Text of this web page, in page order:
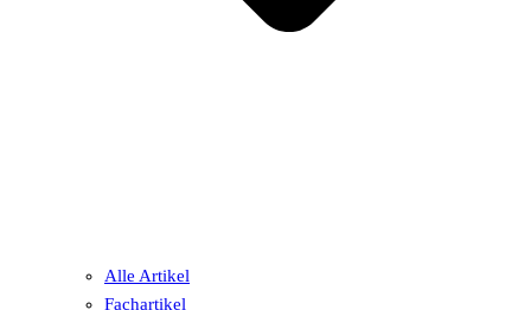
Alle Artikel
Fachartikel